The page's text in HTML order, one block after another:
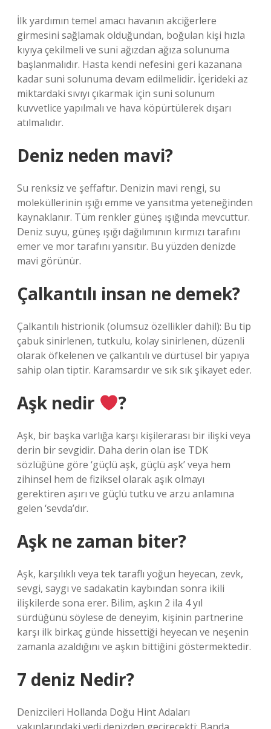
İlk yardımın temel amacı havanın akciğerlere
girmesini sağlamak olduğundan, boğulan kişi hızla
kıyıya çekilmeli ve suni ağızdan ağıza solunuma
başlanmalıdır. Hasta kendi nefesini geri kazanana
kadar suni solunuma devam edilmelidir. İçerideki az
miktardaki sıvıyı çıkarmak için suni solunum
kuvvetlice yapılmalı ve hava köpürtülerek dışarı
atılmalıdır.
Deniz neden mavi?
Su renksiz ve şeffaftır. Denizin mavi rengi, su
moleküllerinin ışığı emme ve yansıtma yeteneğinden
kaynaklanır. Tüm renkler güneş ışığında mevcuttur.
Deniz suyu, güneş ışığı dağılımının kırmızı tarafını
emer ve mor tarafını yansıtır. Bu yüzden denizde
mavi görünür.
Çalkantılı insan ne demek?
Çalkantılı histrionik (olumsuz özellikler dahil): Bu tip
çabuk sinirlenen, tutkulu, kolay sinirlenen, düzenli
olarak öfkelenen ve çalkantılı ve dürtüsel bir yapıya
sahip olan tiptir. Karamsardır ve sık sık şikayet eder.
Aşk nedir ?
Aşk, bir başka varlığa karşı kişilerarası bir ilişki veya
derin bir sevgidir. Daha derin olan ise TDK
sözlüğüne göre ‘güçlü aşk, güçlü aşk’ veya hem
zihinsel hem de fiziksel olarak aşık olmayı
gerektiren aşırı ve güçlü tutku ve arzu anlamına
gelen ‘sevda’dır.
Aşk ne zaman biter?
Aşk, karşılıklı veya tek taraflı yoğun heyecan, zevk,
sevgi, saygı ve sadakatin kaybından sonra ikili
ilişkilerde sona erer. Bilim, aşkın 2 ila 4 yıl
sürdüğünü söylese de deneyim, kişinin partnerine
karşı ilk birkaç günde hissettiği heyecan ve neşenin
zamanla azaldığını ve aşkın bittiğini göstermektedir.
7 deniz Nedir?
Denizcileri Hollanda Doğu Hint Adaları